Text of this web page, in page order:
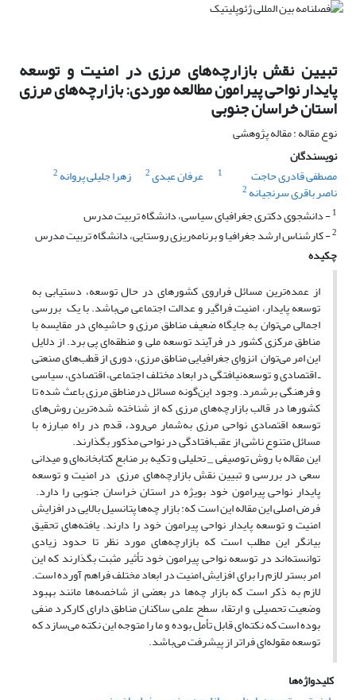
تبیین نقش بازارچه‌های مرزی در امنیت و توسعه
پایدار نواحی پیرامون مطالعه موردی: بازارچه‌های مرزی
استان خراسان جنوبی
نوع مقاله : مقاله پژوهشی
نویسندگان
مصطفی قادری حاجت
1 عرفان عبدی2 زهرا جلیلی پروانه 2
ناصر باقری سرنجیانه 2
1- دانشجوی دکتری جغرافیای سیاسی، دانشگاه تربیت مدرس
2- کارشناس ارشد جغرافیا و برنامه‌ریزی روستایی، دانشگاه تربیت مدرس
چکیده
از عمده‌‌ترین مسائل فراروی کشورهای در حال توسعه، دستیابی به
توسعه پایدار، امنیت فراگیر و عدالت اجتماعی می‌باشد. با یک بررسی
اجمالی می‌توان به جایگاه ضعیف مناطق مرزی و حاشیه‌ای در مقایسه با
مناطق مرکزی کشور در فرآیند توسعه ملی و منطقه‌ای پی برد. از دلایل
این امر می‌توان انزوای جغرافیایی مناطق مرزی، دوری از قطب‌های صنعتی
ـ اقتصادی و توسعه‌نیافتگی در ابعاد مختلف اجتماعی، اقتصادی، سیاسی
و فرهنگی برشمرد. وجود این‌گونه مسائل درمناطق مرزی باعث شده تا
کشورها در قالب بازارچه‌های مرزی که از شناخته ‌شده‌‌ترین روش‌های
توسعه اقتصادی نواحی مرزی بهشمار می‌رود، قدم در راه مبارزه با
مسائل متنوع ناشی از عقب‌افتادگی در نواحی مذکور بگذارند.
این مقاله با روش توصیفی _ تحلیلی و تکیه بر منابع کتابخانه‌ای و میدانی
سعی در بررسی و تبیین نقش بازارچه‌های مرزی در امنیت و توسعه
پایدار نواحی پیرامون خود بویژه در استان خراسان جنوبی را دارد.
فرض اصلی این مقاله این است که: بازار چه‌ها ‌پتانسیل بالایی در افزایش
امنیت و توسعه پایدار نواحی پیرامون خود را دارند. یافته‌های تحقیق
بیانگر این مطلب است که بازارچه‌های مورد نظر تا حدود زیادی
توانسته‌اند در توسعه نواحی پیرامون خود تأثیر مثبت بگذارند که این
امر بستر لازم را برای افزایش امنیت در ابعاد مختلف فراهم آورده است.
لازم به ذکر است که بازار چه‌ها ‌در بعضی از شاخصه‌ها ‌مانند بهبود
وضعیت تحصیلی و ارتقاء سطح علمی ساکنان مناطق دارای کارکرد منفی
بوده است که نکته‌ای قابل تأمل بوده و ما را متوجه این نکته می‌سازد که
توسعه مقوله‌ای فراتر از پیشرفت می‌باشد.
کلیدواژه‌ها